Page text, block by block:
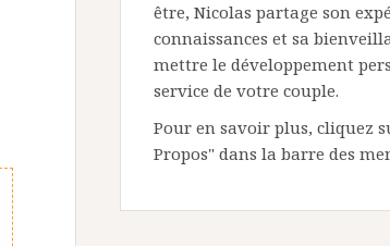
être, Nicolas partage son
connaissances et sa
mettre le développement
service de votre couple.
Pour en savoir plus, cliquez
Propos" dans la barre des